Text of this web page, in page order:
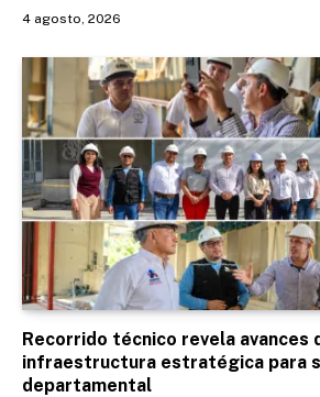
4 agosto, 2026
Recorrido técnico revela avances
infraestructura estratégica para
departamental